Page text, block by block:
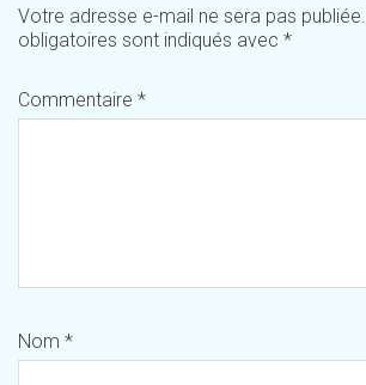
Votre adresse e-mail ne sera pas publiée.
obligatoires sont indiqués avec *
Commentaire *
Nom *